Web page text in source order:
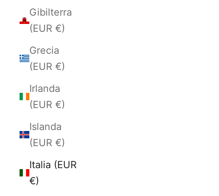
Gibilterra
(EUR €)
Grecia
(EUR €)
Irlanda
(EUR €)
Islanda
(EUR €)
Italia (EUR
€)